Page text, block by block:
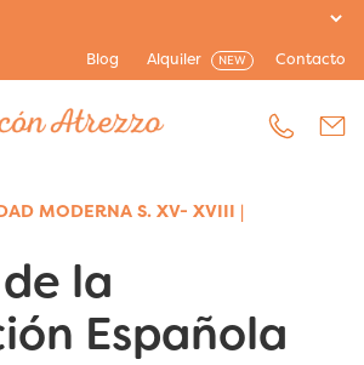
Blog Alquiler NEW Contacto
MODERNA S. XV- XVIII |
la
Española